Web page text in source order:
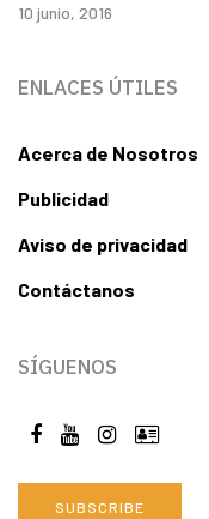
10 junio, 2016
ENLACES ÚTILES
Acerca de Nosotros
Publicidad
Aviso de privacidad
Contáctanos
SÍGUENOS
SUBSCRIBE